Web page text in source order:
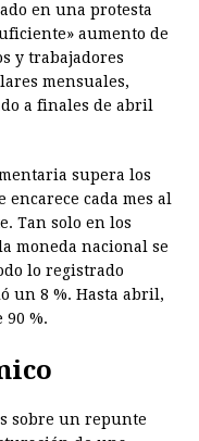
en una protesta
aumento de
y trabajadores
mensuales,
a finales de abril
supera los
encarece cada mes al
Tan solo en los
moneda nacional se
lo registrado
un 8 %. Hasta abril,
%.
sobre un repunte